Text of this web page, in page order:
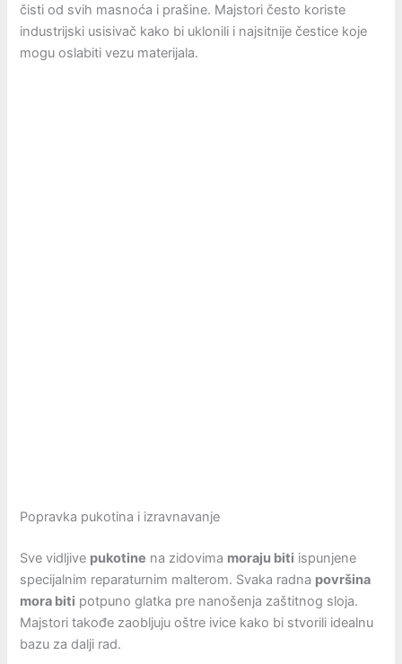
čisti od svih masnoća i prašine. Majstori često koriste
industrijski usisivač kako bi uklonili i najsitnije čestice koje
mogu oslabiti vezu materijala.
Popravka pukotina i izravnavanje
Sve vidljive pukotine na zidovima moraju biti ispunjene
specijalnim reparaturnim malterom. Svaka radna površina
mora biti potpuno glatka pre nanošenja zaštitnog sloja.
Majstori takođe zaobljuju oštre ivice kako bi stvorili idealnu
bazu za dalji rad.